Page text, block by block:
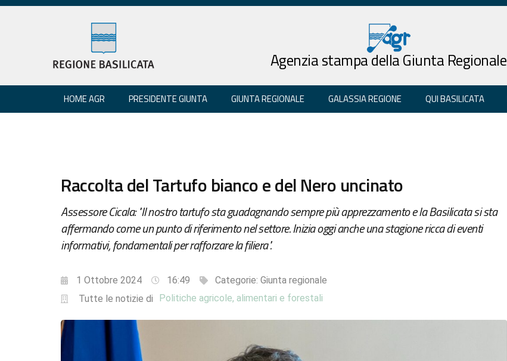
Agenzia stampa della Giunta Regionale
HOME AGR PRESIDENTE GIUNTA GIUNTA REGIONALE GALASSIA REGIONE QUI BASILICATA
Raccolta del Tartufo bianco e del Nero uncinato
Assessore Cicala: "Il nostro tartufo sta guadagnando sempre più apprezzamento e la Basilicata si sta
affermando come un punto di riferimento nel settore. Inizia oggi anche una stagione ricca di eventi
informativi, fondamentali per rafforzare la filiera".
1 Ottobre 2024 16:49 Categorie: Giunta regionale
Tutte le notizie di
Politiche agricole, alimentari e forestali